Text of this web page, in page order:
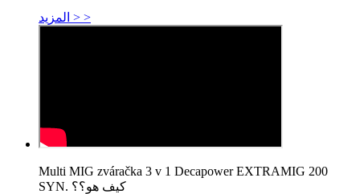
المزيد > >
Multi MIG zváračka 3 v 1 Decapower EXTRAMIG 200
SYN. كيف هو؟؟